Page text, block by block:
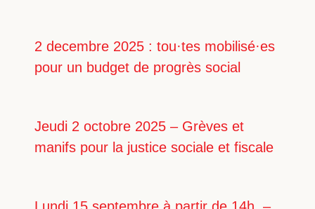
2 decembre 2025 : tou·tes mobilisé·es
pour un budget de progrès social
Jeudi 2 octobre 2025 – Grèves et
manifs pour la justice sociale et fiscale